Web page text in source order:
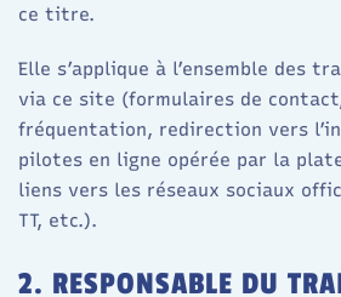
ce titre.​
Elle s’applique à l’ensemble des
via ce site (formulaires de
fréquentation, redirection vers
pilotes en ligne opérée par la
liens vers les réseaux sociaux
TT, etc.).​
2. RESPONSABLE DU